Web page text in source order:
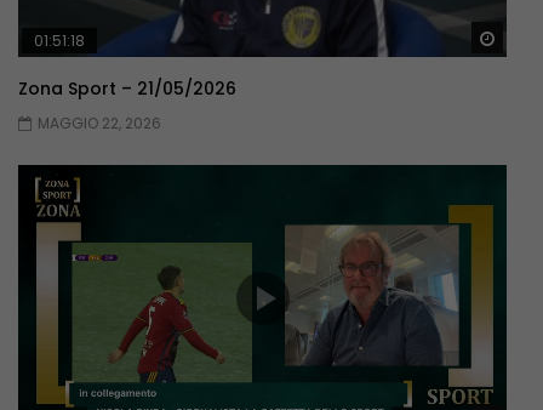
01:51:18
Zona Sport – 21/05/2026
MAGGIO 22, 2026